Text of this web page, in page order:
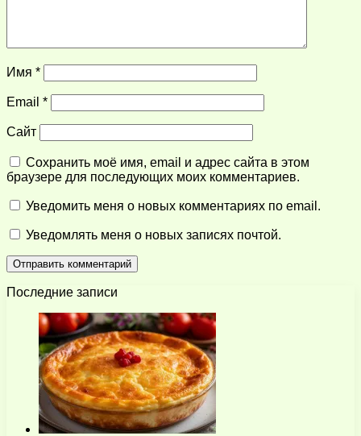
Имя *
Email *
Сайт
Сохранить моё имя, email и адрес сайта в этом
браузере для последующих моих комментариев.
Уведомить меня о новых комментариях по email.
Уведомлять меня о новых записях почтой.
Последние записи